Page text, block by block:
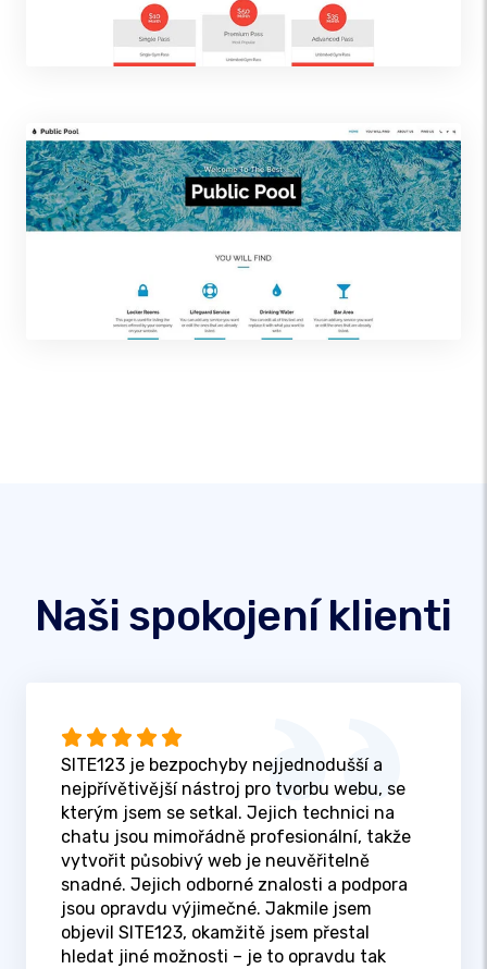
Naši spokojení klienti
SITE123 je bezpochyby nejjednodušší a
nejpřívětivější nástroj pro tvorbu webu, se
kterým jsem se setkal. Jejich technici na
chatu jsou mimořádně profesionální, takže
vytvořit působivý web je neuvěřitelně
snadné. Jejich odborné znalosti a podpora
jsou opravdu výjimečné. Jakmile jsem
objevil SITE123, okamžitě jsem přestal
hledat jiné možnosti – je to opravdu tak